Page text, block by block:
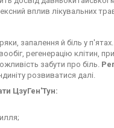
вплив лікувальних
запалення й біль у
регенерацію
забути про біль.
розвиватися далі.
ЦзуГен'Тун: